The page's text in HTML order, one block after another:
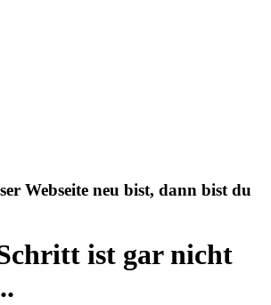
Webseite neu bist, dann bist du
ist gar nicht